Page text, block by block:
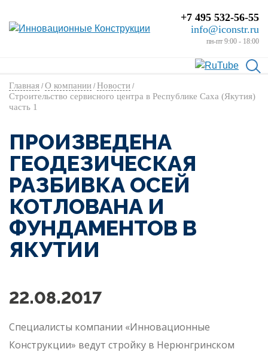
+7 495 532-56-55
info@iconstr.ru
пн-пт 9:00 - 18:00
Главная / О компании / Новости /
Строительство сервисного центра в Республике Саха (Якутия)
часть 1
ПРОИЗВЕДЕНА
ГЕОДЕЗИЧЕСКАЯ
РАЗБИВКА ОСЕЙ
КОТЛОВАНА И
ФУНДАМЕНТОВ В
ЯКУТИИ
22.08.2017
Специалисты компании «Инновационные
Конструкции» ведут стройку в Нерюнгринском